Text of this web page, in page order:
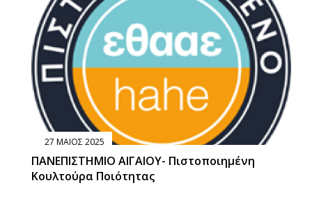
27 ΜΑΙΟΣ 2025
ΠΑΝΕΠΙΣΤΗΜΙΟ ΑΙΓΑΙΟΥ- Πιστοποιημένη
Κουλτούρα Ποιότητας